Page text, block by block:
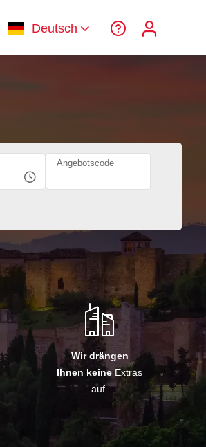
Deutsch
Angebotscode
Wir drängen
Ihnen keineExtras
auf.